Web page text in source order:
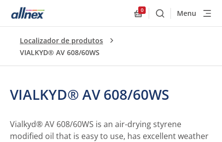
0
BuscarMenu
Localizador de produtos
VIALKYD® AV 608/60WS
VIALKYD® AV 608/60WS
Vialkyd® AV 608/60WS is an air-drying styrene
modified oil that is easy to use, has excellent weather